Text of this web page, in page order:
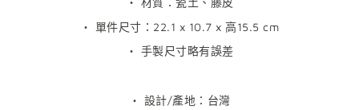
・ 單件尺寸：22.1 x 10.7 x 高15.5 cm
・ 手製尺寸略有誤差
・ 設計/產地：台灣